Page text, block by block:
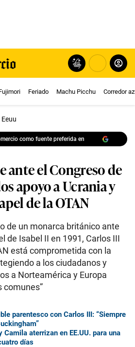
Feriado Machu Picchu Corredor
Eeuu
como fuente preferida en
ante el Congreso de
apoyo a Ucrania y
de la OTAN
de un monarca británico ante
de Isabel II en 1991, Carlos III
está comprometida con la
a los ciudadanos y
a Norteamérica y Europa
comunes”
parentesco con Carlos III: “Siempre
Camila aterrizan en EE.UU. para una
días